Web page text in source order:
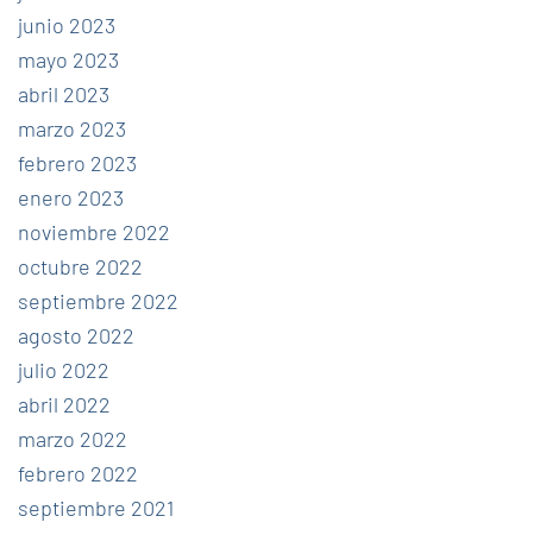
junio 2023
mayo 2023
abril 2023
marzo 2023
febrero 2023
enero 2023
noviembre 2022
octubre 2022
septiembre 2022
agosto 2022
julio 2022
abril 2022
marzo 2022
febrero 2022
septiembre 2021